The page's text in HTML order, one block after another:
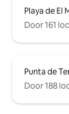
Playa de El
Door 161
Punta de
Door 188